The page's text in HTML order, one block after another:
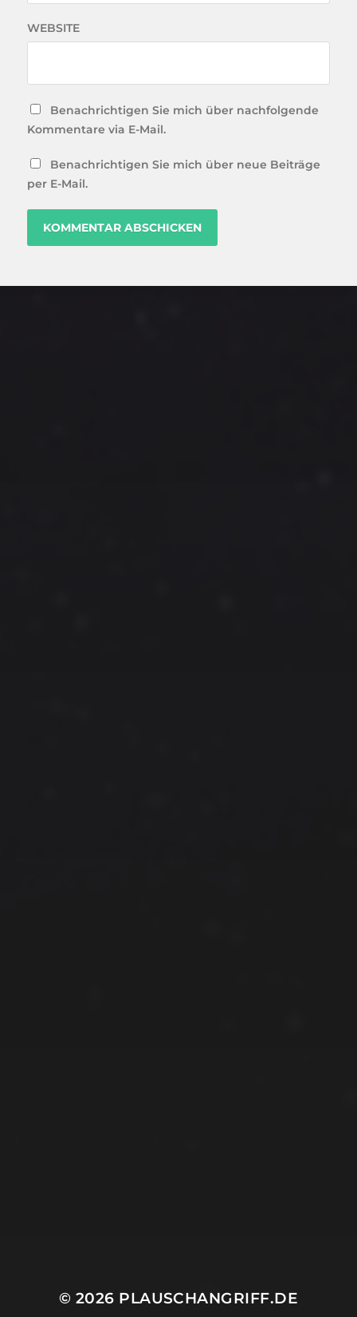
WEBSITE
Benachrichtigen Sie mich über nachfolgende
Kommentare via E-Mail.
Benachrichtigen Sie mich über neue Beiträge
per E-Mail.
© 2026 PLAUSCHANGRIFF.DE